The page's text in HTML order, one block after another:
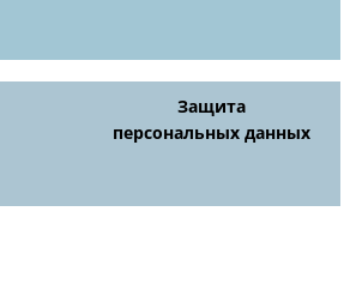
Защита
персональных данных